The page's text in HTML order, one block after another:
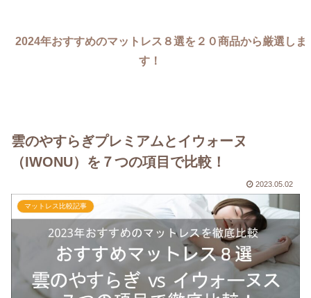
2024年おすすめのマットレス８選を２０商品から厳選しま
す！
雲のやすらぎプレミアムとイウォーヌ
（IWONU）を７つの項目で比較！
2023.05.02
マットレス比較記事